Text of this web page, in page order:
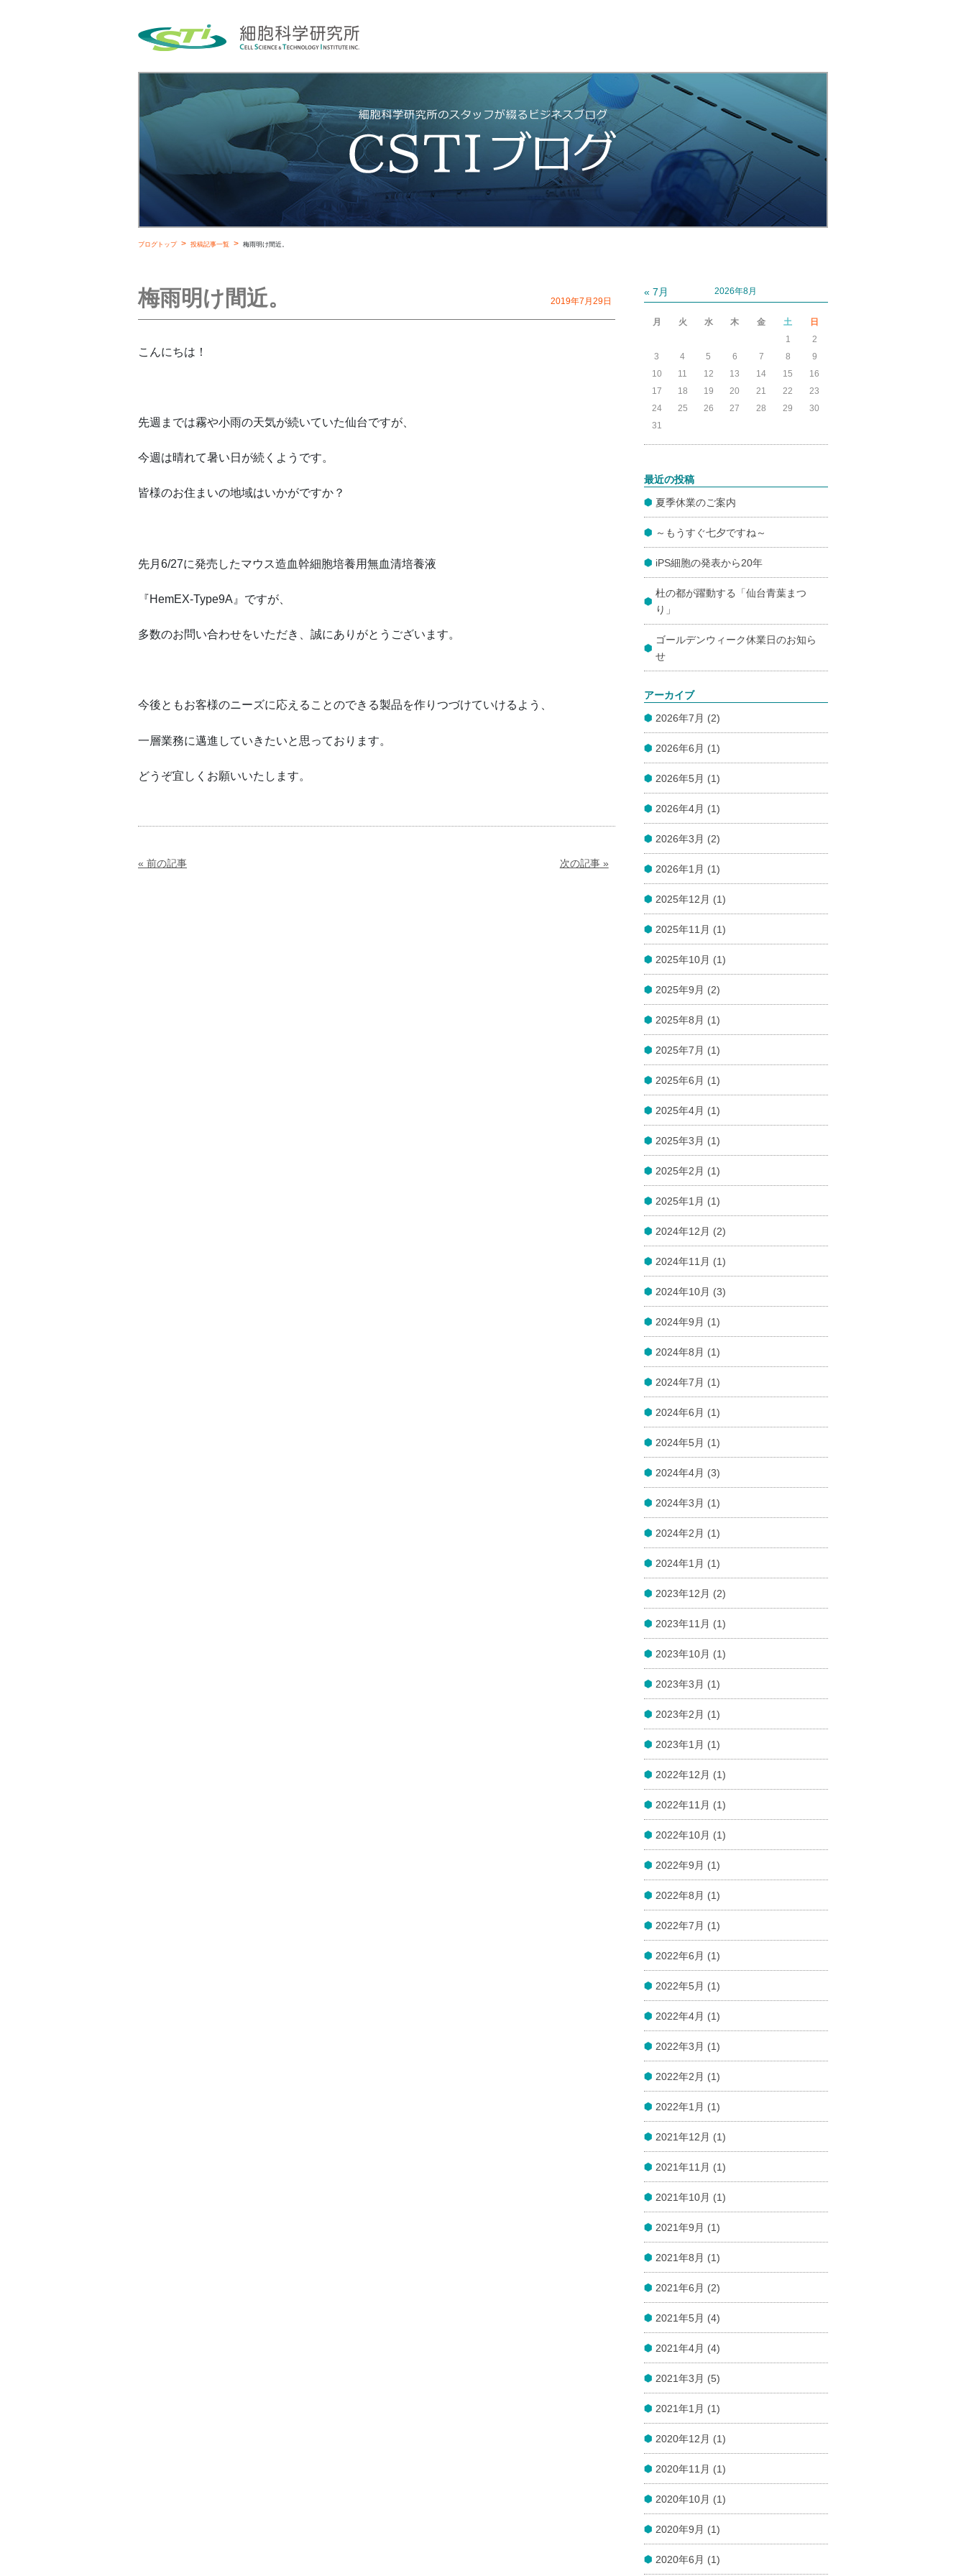
ブログトップ 投稿記事一覧 梅雨明け間近。
梅雨明け間近。 2019年7月29日
こんにちは！
先週までは霧や小雨の天気が続いていた仙台ですが、
今週は晴れて暑い日が続くようです。
皆様のお住まいの地域はいかがですか？
先月6/27に発売したマウス造血幹細胞培養用無血清培養液
『HemEX-Type9A』ですが、
多数のお問い合わせをいただき、誠にありがとうございます。
今後ともお客様のニーズに応えることのできる製品を作りつづけていけるよう、
一層業務に邁進していきたいと思っております。
どうぞ宜しくお願いいたします。
前の記事 次の記事
2026年8月
月 火 水 木 金 土
日
1
2
3
4 5 6 7 8
9
10
11 12 13 14 15
16
17
18 19 20 21 22
23
24
25 26 27 28 29
30
31
« 7月
最近の投稿
夏季休業のご案内
～もうすぐ七夕ですね～
iPS細胞の発表から20年
杜の都が躍動する「仙台青葉まつ
り」
ゴールデンウィーク休業日のお知ら
せ
アーカイブ
2026年7月 (2)
2026年6月 (1)
2026年5月 (1)
2026年4月 (1)
2026年3月 (2)
2026年1月 (1)
2025年12月 (1)
2025年11月 (1)
2025年10月 (1)
2025年9月 (2)
2025年8月 (1)
2025年7月 (1)
2025年6月 (1)
2025年4月 (1)
2025年3月 (1)
2025年2月 (1)
2025年1月 (1)
2024年12月 (2)
2024年11月 (1)
2024年10月 (3)
2024年9月 (1)
2024年8月 (1)
2024年7月 (1)
2024年6月 (1)
2024年5月 (1)
2024年4月 (3)
2024年3月 (1)
2024年2月 (1)
2024年1月 (1)
2023年12月 (2)
2023年11月 (1)
2023年10月 (1)
2023年3月 (1)
2023年2月 (1)
2023年1月 (1)
2022年12月 (1)
2022年11月 (1)
2022年10月 (1)
2022年9月 (1)
2022年8月 (1)
2022年7月 (1)
2022年6月 (1)
2022年5月 (1)
2022年4月 (1)
2022年3月 (1)
2022年2月 (1)
2022年1月 (1)
2021年12月 (1)
2021年11月 (1)
2021年10月 (1)
2021年9月 (1)
2021年8月 (1)
2021年6月 (2)
2021年5月 (4)
2021年4月 (4)
2021年3月 (5)
2021年1月 (1)
2020年12月 (1)
2020年11月 (1)
2020年10月 (1)
2020年9月 (1)
2020年6月 (1)